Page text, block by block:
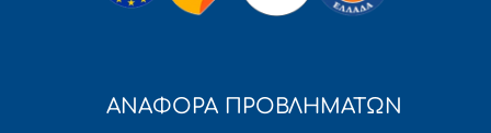
ΑΝΑΦΟΡΑ ΠΡΟΒΛΗΜΑΤΩΝ